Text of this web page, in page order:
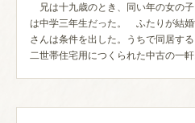
兄は十九歳のとき、同い年の女の
は中学三年生だった。 ふたりが結
さんは条件を出した。うちで同居す
二世帯住宅用につくられた中古の一